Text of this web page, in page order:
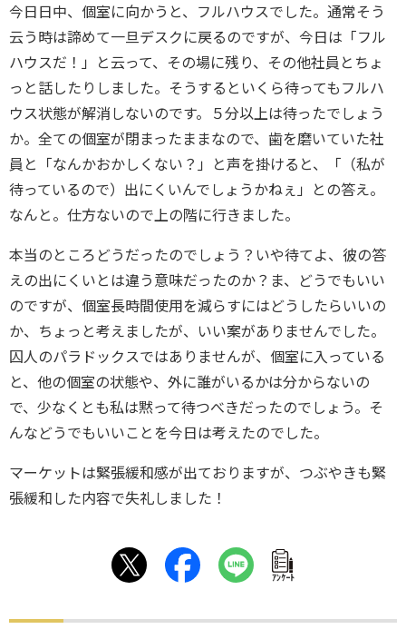
今日日中、個室に向かうと、フルハウスでした。通常そう
云う時は諦めて一旦デスクに戻るのですが、今日は「フル
ハウスだ！」と云って、その場に残り、その他社員とちょ
っと話したりしました。そうするといくら待ってもフルハ
ウス状態が解消しないのです。５分以上は待ったでしょう
か。全ての個室が閉まったままなので、歯を磨いていた社
員と「なんかおかしくない？」と声を掛けると、「（私が
待っているので）出にくいんでしょうかねぇ」との答え。
なんと。仕方ないので上の階に行きました。
本当のところどうだったのでしょう？いや待てよ、彼の答
えの出にくいとは違う意味だったのか？ま、どうでもいい
のですが、個室長時間使用を減らすにはどうしたらいいの
か、ちょっと考えましたが、いい案がありませんでした。
囚人のパラドックスではありませんが、個室に入っている
と、他の個室の状態や、外に誰がいるかは分からないの
で、少なくとも私は黙って待つべきだったのでしょう。そ
んなどうでもいいことを今日は考えたのでした。
マーケットは緊張緩和感が出ておりますが、つぶやきも緊
張緩和した内容で失礼しました！
ｱﾝｹｰﾄ